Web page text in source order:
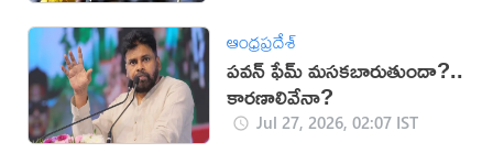
ఆంధ్రప్రదేశ్
పవన్ ఫేమ్ మసకబారుతుందా?..
కారణాలివేనా?
Jul 27, 2026, 02:07 IST